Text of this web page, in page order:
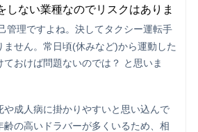
しない業種なのでリスクはありま
管理ですよね。決してタクシー運転手
ません。常日頃(休みなど)から運動した
ておけば問題ないのでは？ と思いま
や成人病に掛かりやすいと思い込んで
齢の高いドラバーが多くいるため、相